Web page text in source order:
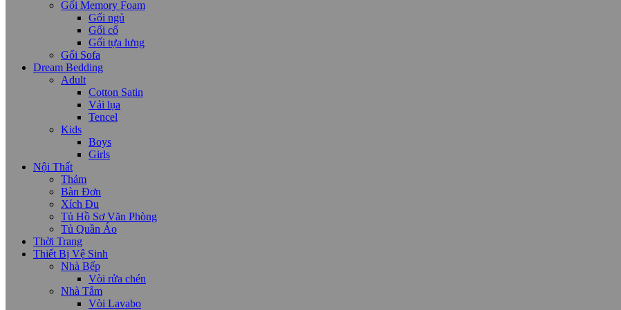
Gối Memory Foam
Gối ngủ
Gối cổ
Gối tựa lưng
Gối Sofa
Dream Bedding
Adult
Cotton Satin
Vải lụa
Tencel
Kids
Boys
Girls
Nội Thất
Thảm
Bàn Đơn
Xích Đu
Tủ Hồ Sơ Văn Phòng
Tủ Quần Áo
Thời Trang
Thiết Bị Vệ Sinh
Nhà Bếp
Vòi rửa chén
Nhà Tắm
Vòi Lavabo